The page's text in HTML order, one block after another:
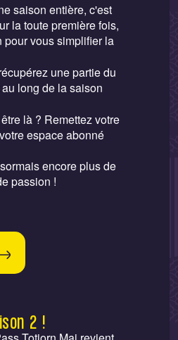
saison entière, c'est
la toute première fois,
vous simplifier la
une partie du
long de la saison
là ? Remettez votre
espace abonné
encore plus de
passion !
2 !